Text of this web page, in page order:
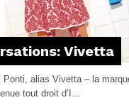
Vivetta
alias Vivetta – la
tout droit d’I...